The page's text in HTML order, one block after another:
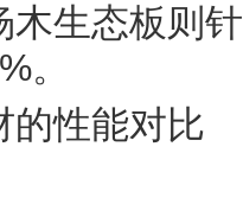
木生态板则
。
的性能对比